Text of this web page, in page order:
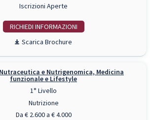
Iscrizioni Aperte
RICHIEDI INFO
Scarica Brochure
e Nutrigenomica, Medicina
funzionale e Lifestyle
1° Livello
Nutrizione
Da € 2.600 a € 4.000